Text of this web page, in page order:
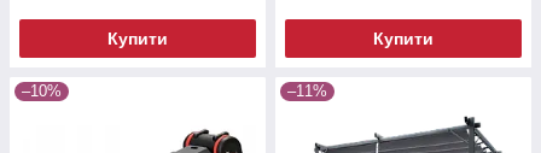
Купити Купити
–10% –11%